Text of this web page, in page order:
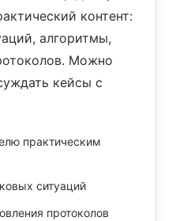
контент:
алгоритмы,
Можно
кейсы с
практическим
ситуаций
протоколов